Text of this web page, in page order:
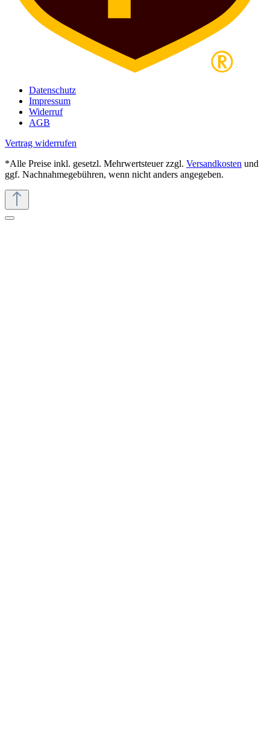
Datenschutz
Impressum
Widerruf
AGB
Vertrag widerrufen
*Alle Preise inkl. gesetzl. Mehrwertsteuer zzgl. Versandkosten und
ggf. Nachnahmegebühren, wenn nicht anders angegeben.